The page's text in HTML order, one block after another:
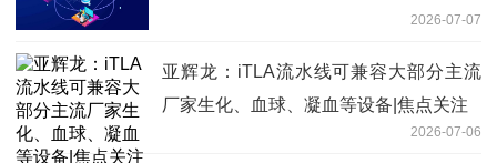
2026-07-07
亚辉龙：iTLA流水线可兼容大部分主流
厂家生化、血球、凝血等设备|焦点关注
2026-07-06